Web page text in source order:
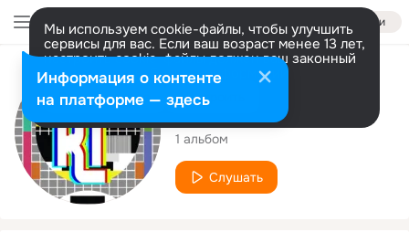
Войти
Мы используем cookie-файлы, чтобы улучшить
сервисы для вас. Если ваш возраст менее 13 лет,
настроить cookie-файлы должен ваш законный
представитель. Больше информации
Разрешить все Настроить
Исполнитель
Kaleido Trip
1 альбом
Слушать
Информация о контенте
на платформе — здесь